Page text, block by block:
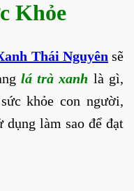
Khỏe
Thái Nguyênsẽ
lá trà xanh là gì,
khỏe con người,
dụng làm sao để đạt